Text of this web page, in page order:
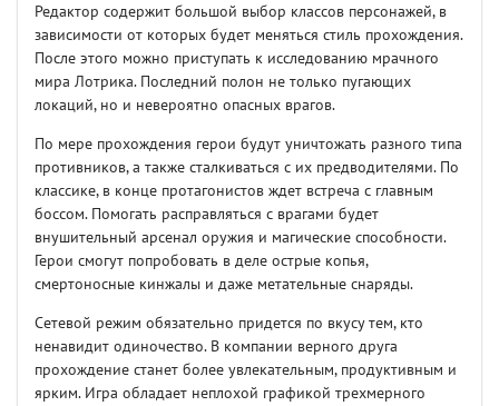
Редактор содержит большой выбор классов персонажей, в
зависимости от которых будет меняться стиль прохождения.
После этого можно приступать к исследованию мрачного
мира Лотрика. Последний полон не только пугающих
локаций, но и невероятно опасных врагов.
По мере прохождения герои будут уничтожать разного типа
противников, а также сталкиваться с их предводителями. По
классике, в конце протагонистов ждет встреча с главным
боссом. Помогать расправляться с врагами будет
внушительный арсенал оружия и магические способности.
Герои смогут попробовать в деле острые копья,
смертоносные кинжалы и даже метательные снаряды.
Сетевой режим обязательно придется по вкусу тем, кто
ненавидит одиночество. В компании верного друга
прохождение станет более увлекательным, продуктивным и
ярким. Игра обладает неплохой графикой трехмерного